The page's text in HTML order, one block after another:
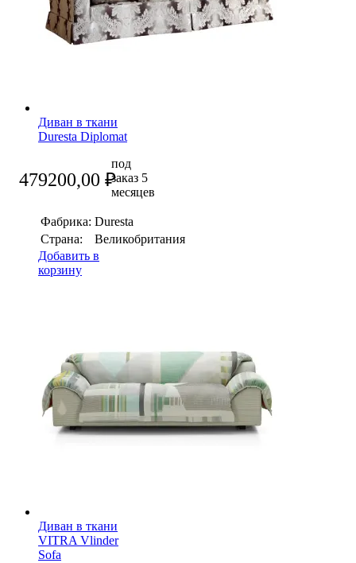
Диван в ткани
Duresta Diplomat
479200,00₽
под
заказ 5
месяцев
Фабрика: Duresta
Страна:
Великобритания
Добавить в
корзину
Диван в ткани
VITRA Vlinder
Sofa